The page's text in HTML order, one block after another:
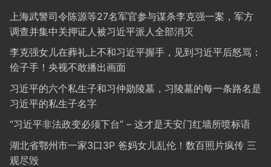
上海武警司令陈源等27名军官参与谋杀李克强一案，军方
调查并集中关押证人被习近平派人全部消灭
李克强女儿在葬礼上不和习近平握手，见到习近平后怒骂：
侩子手！央视不敢播出画面
习近平的六个私生子和习仲勋陵墓，习陵墓的每一条路名是
习近平的私生子名字
“习近平非法政变必须下台” – 这才是天安门红墙所喷标语
湖北省鄂州市一家3口3P 爸妈女儿乱伦！数百照片疯传 三
观尽毁